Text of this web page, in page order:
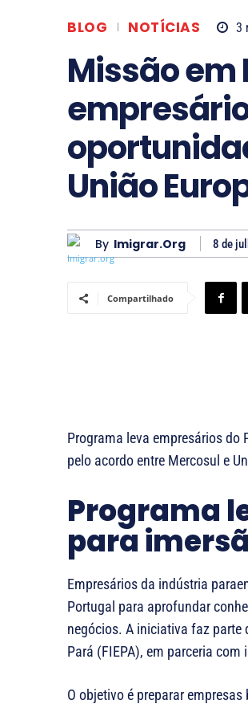
BLOG NOTÍCIAS 3
Missão
União
By Imigrar.org 8 de
Compartilhado
Programa leva empresários do
pelo acordo entre Mercosul e
Programa
para
Empresários da indústria
Portugal para aprofundar
negócios. A iniciativa faz parte
Pará (FIEPA), em parceria
O objetivo é preparar